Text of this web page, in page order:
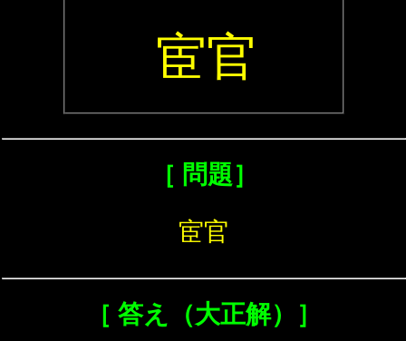
宦官
［ 問題］
宦官
［ 答え（大正解）］